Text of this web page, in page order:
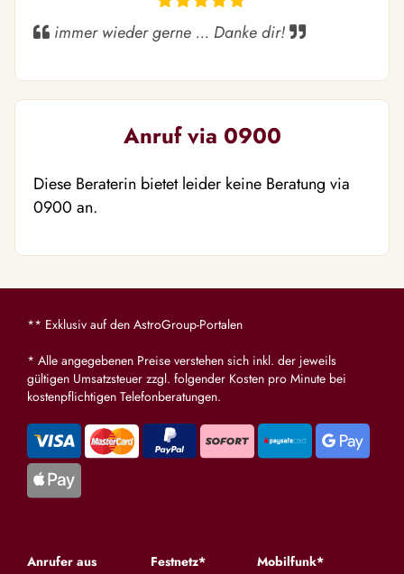
immer wieder gerne ... Danke dir!
Anruf via 0900
Diese Beraterin bietet leider keine Beratung via
0900 an.
** Exklusiv auf den AstroGroup-Portalen
* Alle angegebenen Preise verstehen sich inkl. der jeweils
gültigen Umsatzsteuer zzgl. folgender Kosten pro Minute bei
kostenpflichtigen Telefonberatungen.
Anrufer aus Festnetz*
Mobilfunk*